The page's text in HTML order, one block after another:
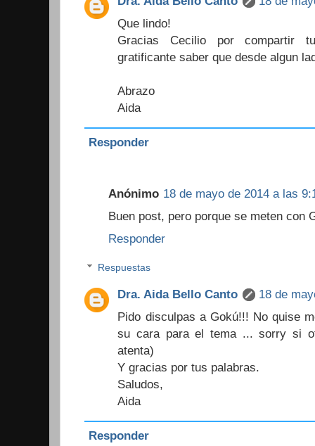
Que lindo!
Gracias Cecilio por compartir
gratificante saber que desde algun
Abrazo
Aida
Responder
Anónimo 18 de mayo de 2014 a las
Buen post, pero porque se meten con
Responder
Respuestas
Dra. Aida Bello Canto
18 de
Pido disculpas a Gokú!!! No quise
su cara para el tema ... sorry si
atenta)
Y gracias por tus palabras.
Saludos,
Aida
Responder